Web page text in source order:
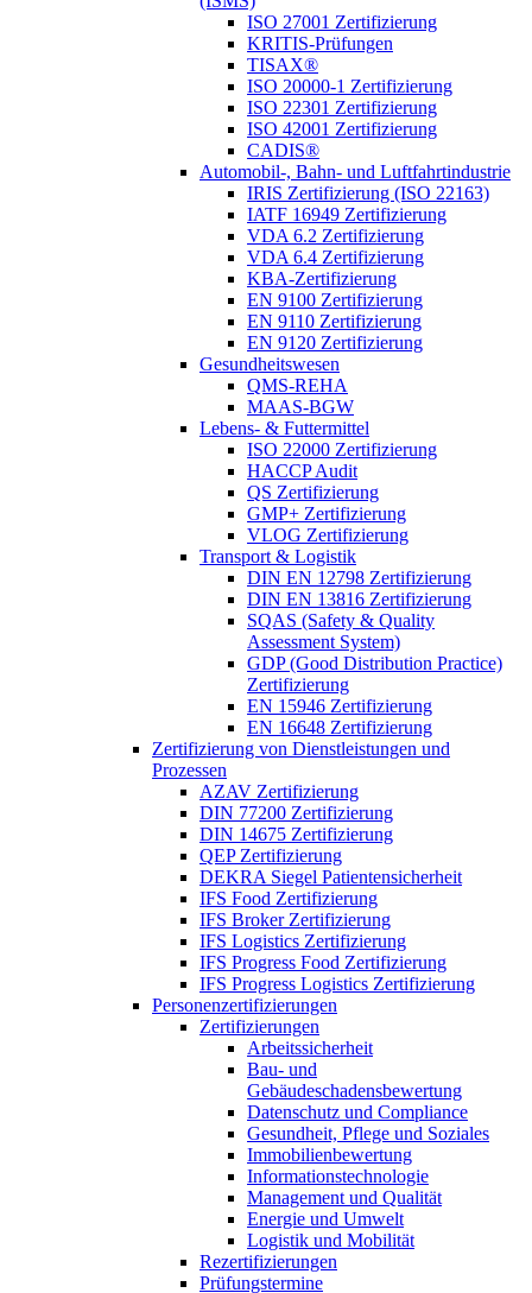
ISO 27001 Zertifizierung
KRITIS-Prüfungen
TISAX®
ISO 20000-1 Zertifizierung
ISO 22301 Zertifizierung
ISO 42001 Zertifizierung
CADIS®
Automobil-, Bahn- und Luftfahrtindustrie
IRIS Zertifizierung (ISO 22163)
IATF 16949 Zertifizierung
VDA 6.2 Zertifizierung
VDA 6.4 Zertifizierung
KBA-Zertifizierung
EN 9100 Zertifizierung
EN 9110 Zertifizierung
EN 9120 Zertifizierung
Gesundheitswesen
QMS-REHA
MAAS-BGW
Lebens- & Futtermittel
ISO 22000 Zertifizierung
HACCP Audit
QS Zertifizierung
GMP+ Zertifizierung
VLOG Zertifizierung
Transport & Logistik
DIN EN 12798 Zertifizierung
DIN EN 13816 Zertifizierung
SQAS (Safety & Quality
Assessment System)
GDP (Good Distribution Practice)
Zertifizierung
EN 15946 Zertifizierung
EN 16648 Zertifizierung
Zertifizierung von Dienstleistungen und
Prozessen
AZAV Zertifizierung
DIN 77200 Zertifizierung
DIN 14675 Zertifizierung
QEP Zertifizierung
DEKRA Siegel Patientensicherheit
IFS Food Zertifizierung
IFS Broker Zertifizierung
IFS Logistics Zertifizierung
IFS Progress Food Zertifizierung
IFS Progress Logistics Zertifizierung
Personenzertifizierungen
Zertifizierungen
Arbeitssicherheit
Bau- und
Gebäudeschadensbewertung
Datenschutz und Compliance
Gesundheit, Pflege und Soziales
Immobilienbewertung
Informationstechnologie
Management und Qualität
Energie und Umwelt
Logistik und Mobilität
Rezertifizierungen
Prüfungstermine